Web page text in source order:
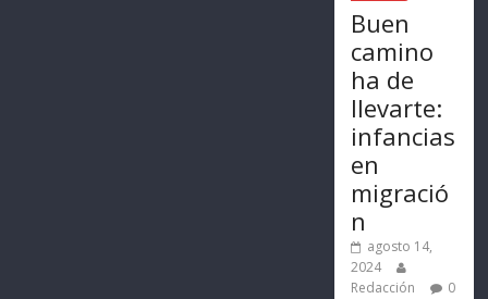
Buen
camino
ha de
llevarte:
infancias
en
migració
n
agosto 14,
2024
Redacción
0